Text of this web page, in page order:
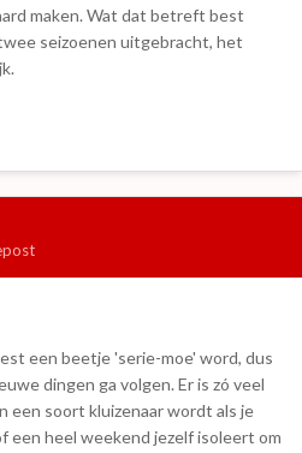
maken. Wat dat betreft best
seizoenen uitgebracht, het
een beetje 'serie-moe' word, dus
dingen ga volgen. Er is zó veel
een soort kluizenaar wordt als je
een heel weekend jezelf isoleert om